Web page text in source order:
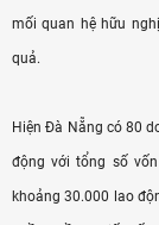
mối quan hệ hữu
quả.
Hiện Đà Nẵng có 80
động với tổng số
khoảng 30.000 lao